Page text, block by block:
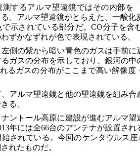
測するアルマ望遠鏡ではその内部を
。アルマ望遠鏡がとらえた、一酸化
示されている部分だ。CO分子を含
ずかなずれが色で表現されている。
側の紫から暗い青色のガスは手前
ガスの分布を示しており、銀河の
るガスの分布がここまで高い解像
アルマ望遠鏡と他の望遠鏡を組み
る。
ントール高原に建設が進むアルマ望
年には全66台のアンテナが設置さ
されている。今回のケンタウルス
れたものだ。